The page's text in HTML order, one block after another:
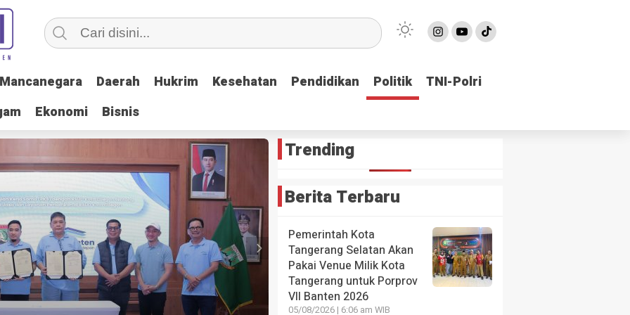
Mancanegara Daerah Hukrim Kesehatan Pendidikan Politik
TNI-Polri
Ekonomi Bisnis
Mancanegara Daerah Hukrim Kesehatan Pendidikan Politik
TNI-Polri
Ekonomi Bisnis
HEADLINE
Trending
Berita Terbaru
Pemerintah Kota
Tangerang Selatan Akan
Pakai Venue Milik Kota
Tangerang untuk Porprov
VII Banten 2026
05/08/2026 | 6:06 am WIB